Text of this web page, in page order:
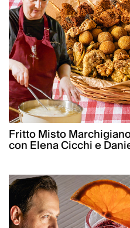
Fritto Misto
con Elena Cicchi e